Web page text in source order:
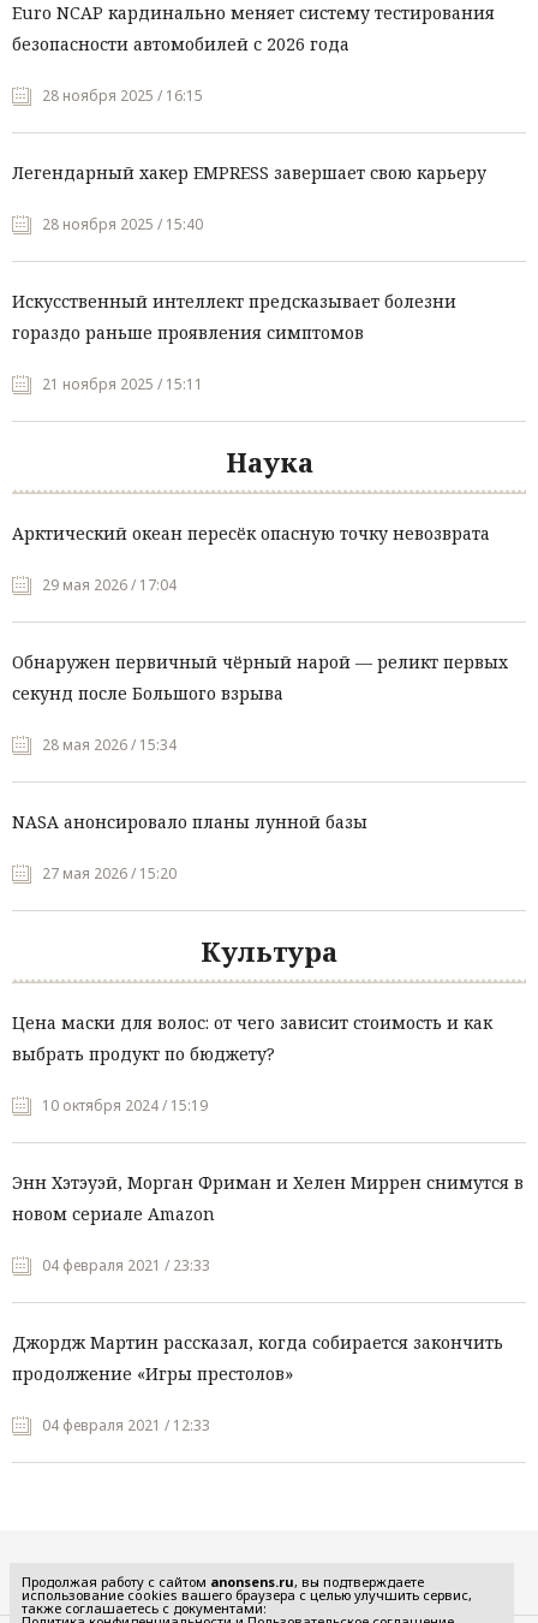
Euro NCAP кардинально меняет систему тестирования
безопасности автомобилей с 2026 года
28 ноября 2025 / 16:15
Легендарный хакер EMPRESS завершает свою карьеру
28 ноября 2025 / 15:40
Искусственный интеллект предсказывает болезни
гораздо раньше проявления симптомов
21 ноября 2025 / 15:11
Наука
Арктический океан пересёк опасную точку невозврата
29 мая 2026 / 17:04
Обнаружен первичный чёрный нарой — реликт первых
секунд после Большого взрыва
28 мая 2026 / 15:34
NASA анонсировало планы лунной базы
27 мая 2026 / 15:20
Культура
Цена маски для волос: от чего зависит стоимость и как
выбрать продукт по бюджету?
10 октября 2024 / 15:19
Энн Хэтэуэй, Морган Фриман и Хелен Миррен снимутся в
новом сериале Amazon
04 февраля 2021 / 23:33
Джордж Мартин рассказал, когда собирается закончить
продолжение «Игры престолов»
04 февраля 2021 / 12:33
Продолжая работу с сайтом anonsens.ru, вы подтверждаете
использование cookies вашего браузера с целью улучшить сервис,
также соглашаетесь с документами: